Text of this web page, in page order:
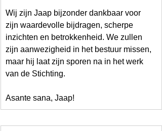
Wij zijn Jaap bijzonder dankbaar voor
zijn waardevolle bijdragen, scherpe
inzichten en betrokkenheid. We zullen
zijn aanwezigheid in het bestuur missen,
maar hij laat zijn sporen na in het werk
van de Stichting.
Asante sana, Jaap!